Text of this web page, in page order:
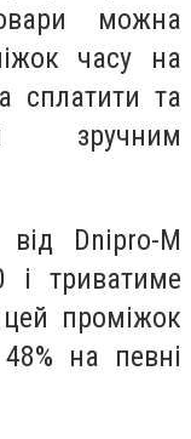
можна
часу на
сплатити та
зручним
Dnipro-M
і триватиме
проміжок
на певні